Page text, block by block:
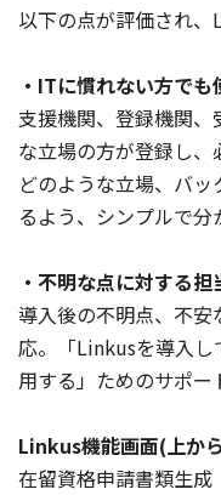
以下の点が評価され、
・ITに慣れない方で
支援機関、登録機関、
な立場の方が登録し、
どのような立場、バ
るよう、シンプルで分
・不明な点に対する
導入後の不明点、不
応。「Linkusを導入
用する」ためのサポー
Linkus機能画面(上か
在留資格申請書類生成